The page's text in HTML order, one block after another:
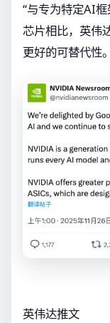
“与专为特定AI框
芯片相比，英伟
更好的可替代性
英伟达推文